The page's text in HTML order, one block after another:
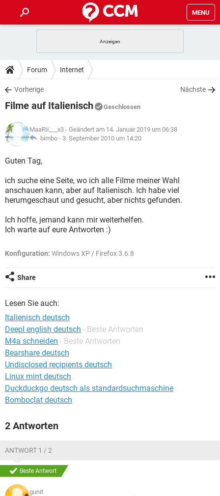
MENU
ANDROID
WINDOWS 10
WHATSAPP TIKTOK
FACEBOOK
TIPPS & TRICKS
SPIELE
WHATSAPP TIKTOK
FACEBOOK
DOWNLOADS
SPIELE STREAMING
ANDROID
WINDOWS 10 INSTAGRAM
WHATSAPP
SPIELE STREAMING
ANDROID
WINDOWS 10
WHATSAPP TIKTOK
FACEBOOK HARDWARE
LEXIKON
SPIELE
WINDOWS 10 INSTAGRAM
WHATSAPP
FACEBOOK HARDWARE
Forum Internet
Vorherige Nächste
Filme auf Italienisch Geschlossen
MaaRii___x3 - Geändert am 14. Januar 2019 um 06:38
bimbo - 3. September 2010 um 14:20
Guten Tag,
ich suche eine Seite, wo ich alle Filme meiner Wahl
anschauen kann, aber auf Italienisch. Ich habe viel
herumgeschaut und gesucht, aber nichts gefunden.
Ich hoffe, jemand kann mir weiterhelfen.
Ich warte auf eure Antworten :)
Konfiguration: Windows XP / Firefox 3.6.8
Share
Lesen Sie auch:
Italienisch deutsch
Deepl english deutsch - Beste Antworten
M4a schneiden - Beste Antworten
Bearshare deutsch
Undisclosed recipients deutsch
Linux mint deutsch
Duckduckgo deutsch als standardsuchmaschine
Bomboclat deutsch
2 Antworten
ANTWORT 1 / 2
Beste Antwort
gunit